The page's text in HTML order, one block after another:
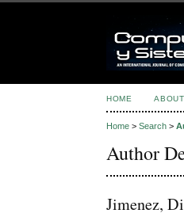
HOME ABOUT
Home >Search >
Author
Jimenez,